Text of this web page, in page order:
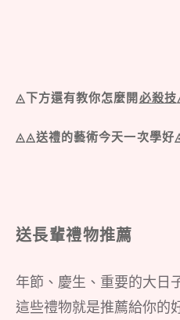
◬下方還有教你怎麼開 必殺技
◬◬送禮的藝術今天一次學
送長輩禮物推薦
年節、慶生、重要的大日
這些禮物就是推薦給你的